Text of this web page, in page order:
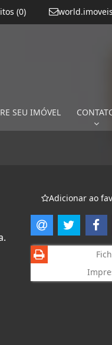
(0)
SEU IMÓVEL
Adicionar ao